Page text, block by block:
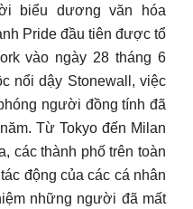
biểu dương văn hóa
Pride đầu tiên được tổ
vào ngày 28 tháng 6
nổi dậy Stonewall, việc
người đồng tính đã
Từ Tokyo đến Milan
các thành phố trên toàn
động của các cá nhân
những người đã mất